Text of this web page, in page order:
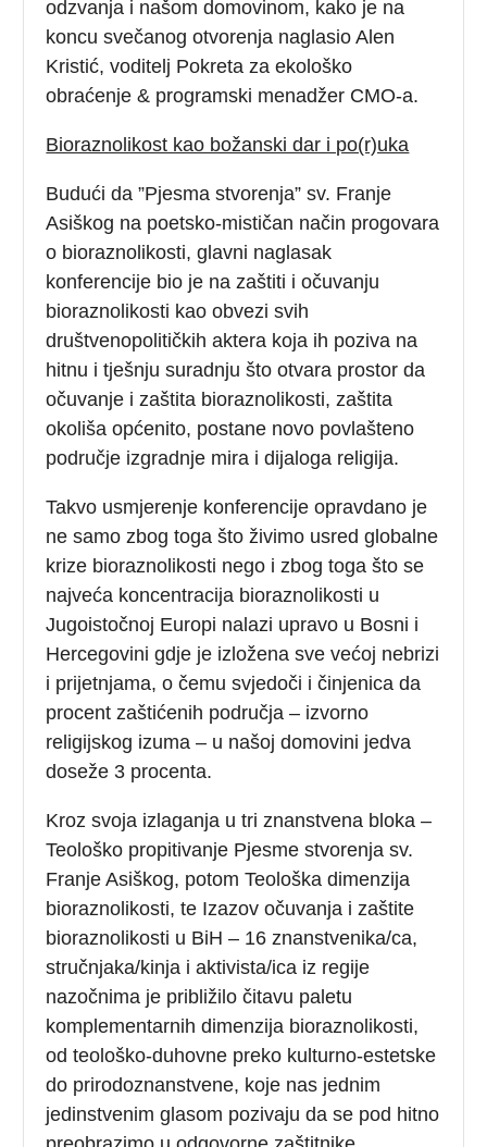
odzvanja i našom domovinom, kako je na
koncu svečanog otvorenja naglasio Alen
Kristić, voditelj Pokreta za ekološko
obraćenje & programski menadžer CMO-a.
Bioraznolikost kao božanski dar i po(r)uka
Budući da ”Pjesma stvorenja” sv. Franje
Asiškog na poetsko-mističan način progovara
o bioraznolikosti, glavni naglasak
konferencije bio je na zaštiti i očuvanju
bioraznolikosti kao obvezi svih
društvenopolitičkih aktera koja ih poziva na
hitnu i tješnju suradnju što otvara prostor da
očuvanje i zaštita bioraznolikosti, zaštita
okoliša općenito, postane novo povlašteno
područje izgradnje mira i dijaloga religija.
Takvo usmjerenje konferencije opravdano je
ne samo zbog toga što živimo usred globalne
krize bioraznolikosti nego i zbog toga što se
najveća koncentracija bioraznolikosti u
Jugoistočnoj Europi nalazi upravo u Bosni i
Hercegovini gdje je izložena sve većoj nebrizi
i prijetnjama, o čemu svjedoči i činjenica da
procent zaštićenih područja – izvorno
religijskog izuma – u našoj domovini jedva
doseže 3 procenta.
Kroz svoja izlaganja u tri znanstvena bloka –
Teološko propitivanje Pjesme stvorenja sv.
Franje Asiškog, potom Teološka dimenzija
bioraznolikosti, te Izazov očuvanja i zaštite
bioraznolikosti u BiH – 16 znanstvenika/ca,
stručnjaka/kinja i aktivista/ica iz regije
nazočnima je približilo čitavu paletu
komplementarnih dimenzija bioraznolikosti,
od teološko-duhovne preko kulturno-estetske
do prirodoznanstvene, koje nas jednim
jedinstvenim glasom pozivaju da se pod hitno